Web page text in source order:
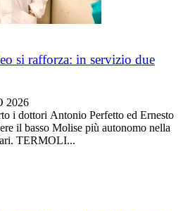
si rafforza: in servizio due
2026
i dottori Antonio Perfetto ed Ernesto
il basso Molise più autonomo nella
TERMOLI...